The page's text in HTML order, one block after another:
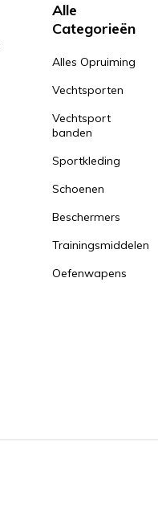
Alle
Categorieën
Alles Opruiming
Vechtsporten
Vechtsport
banden
Sportkleding
Schoenen
Beschermers
Trainingsmiddelen
Oefenwapens